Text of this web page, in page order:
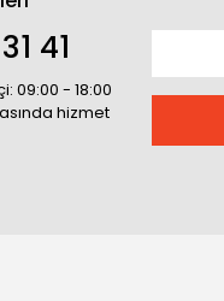
41
09:00 - 18:00
hizmet